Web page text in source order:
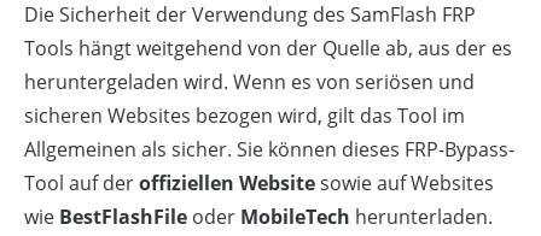
Die Sicherheit der Verwendung des SamFlash FRP
Tools hängt weitgehend von der Quelle ab, aus der es
heruntergeladen wird. Wenn es von seriösen und
sicheren Websites bezogen wird, gilt das Tool im
Allgemeinen als sicher. Sie können dieses FRP-Bypass-
Tool auf deroffiziellen Websitesowie auf Websites
wie BestFlashFile oder MobileTech herunterladen.